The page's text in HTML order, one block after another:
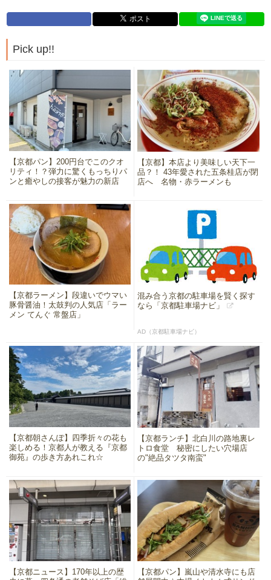
Pick up!!
【京都パン】200円台でこのクオ
リティ！？弾力に驚くもっちりパ
ンと癒やしの接客が魅力の新店
【京都】本店より美味しい天下一
品？！ 43年愛された五条桂店が閉
店へ 名物・赤ラーメンも
【京都ラーメン】段違いでウマい
豚骨醤油！太鼓判の人気店「ラー
メン てんぐ 常盤店」
混み合う京都の駐車場を賢く探す
なら「京都駐車場ナビ」
AD（京都駐車場ナビ）
【京都朝さんぽ】四季折々の花も
楽しめる！京都人が教える『京都
御苑』の歩き方あれこれ☆
【京都ランチ】北白川の路地裏レ
トロ食堂 秘密にしたい穴場店
の"絶品タツタ南蛮"
【京都ニュース】170年以上の歴
【京都パン】嵐山や清水寺にも店